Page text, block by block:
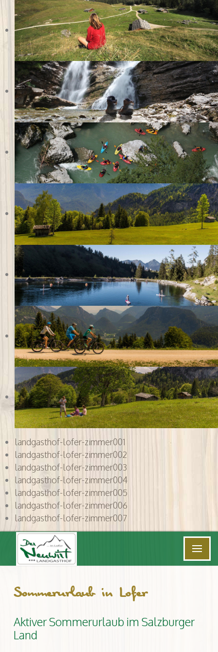
landgasthof-lofer-zimmer001
landgasthof-lofer-zimmer002
landgasthof-lofer-zimmer003
landgasthof-lofer-zimmer004
landgasthof-lofer-zimmer005
landgasthof-lofer-zimmer006
landgasthof-lofer-zimmer007
Sommerurlaub in Lofer
Aktiver Sommerurlaub im Salzburger
Land